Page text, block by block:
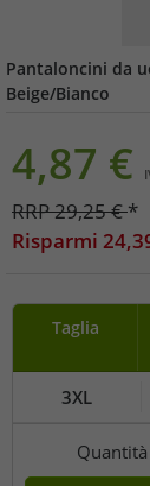
Pantaloncini da
Beige/Bianco
4,87 €
RRP29,25€*
Risparmi
Taglia
3XL